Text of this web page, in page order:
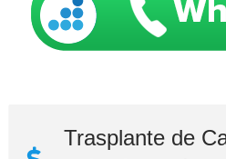
Trasplante de